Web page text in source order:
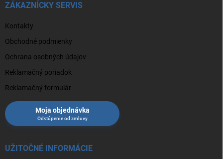
ZÁKAZNÍCKY SERVIS
Kontakty
Obchodné podmienky
Ochrana osobných údajov
Reklamačný poriadok
Reklamačný formulár
Moja objednávka
UŽITOČNÉ INFORMÁCIE